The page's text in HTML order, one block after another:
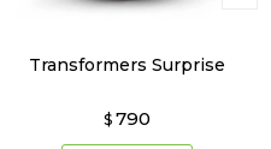
Transformers Surprise
$ 790